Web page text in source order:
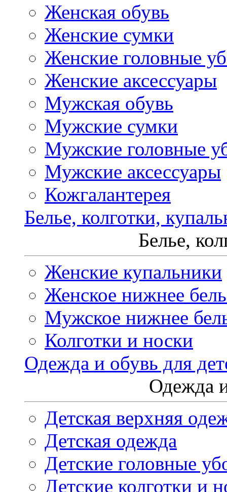
Женская обувь
Женские сумки
Женские головные
Женские аксессуары
Мужская обувь
Мужские сумки
Мужские головные
Мужские аксессуары
Кожгалантерея
Белье, колготки,
Белье,
Женские купальники
Женское нижнее
Мужское нижнее
Колготки и носки
Одежда и обувь для
Одежда
Детская верхняя
Детская одежда
Детские головные
Детские колготки и